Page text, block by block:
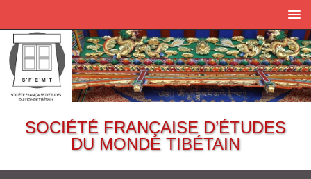
SOCIÉTÉ FRANÇAISE D’ÉTUDES
DU MONDE TIBÉTAIN